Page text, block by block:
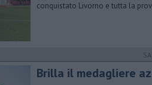
conquistato Livorno e tutta la
Brilla il medagliere